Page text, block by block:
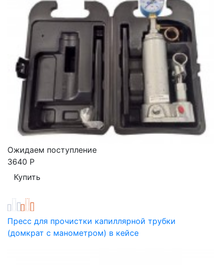
Ожидаем поступление
3640 Р
Пресс для прочистки капиллярной трубки
(домкрат с манометром) в кейсе